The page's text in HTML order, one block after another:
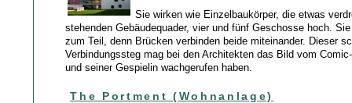
Sie wirken wie Einzelbaukörper, die etwas
stehenden Gebäudequader, vier und fünf Geschosse hoch.
zum Teil, denn Brücken verbinden beide miteinander. Dieser
Verbindungssteg mag bei den Architekten das Bild vom
und seiner Gespielin wachgerufen haben.
The Portment (Wohnanlage)